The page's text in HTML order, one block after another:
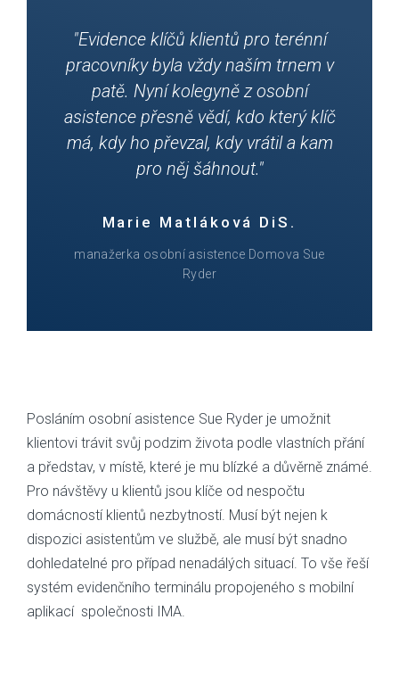
"Evidence klíčů klientů pro terénní
pracovníky byla vždy naším trnem v
patě. Nyní kolegyně z osobní
asistence přesně vědí, kdo který klíč
má, kdy ho převzal, kdy vrátil a kam
pro něj šáhnout."
Marie Matláková DiS.
manažerka osobní asistence Domova Sue
Ryder
Posláním osobní asistence Sue Ryder je umožnit
klientovi trávit svůj podzim života podle vlastních přání
a představ, v místě, které je mu blízké a důvěrně známé.
Pro návštěvy u klientů jsou klíče od nespočtu
domácností klientů nezbytností. Musí být nejen k
dispozici asistentům ve službě, ale musí být snadno
dohledatelné pro případ nenadálých situací. To vše řeší
systém evidenčního terminálu propojeného s mobilní
aplikací společnosti IMA.